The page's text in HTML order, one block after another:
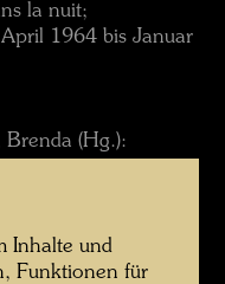
la nuit;
1964 bis Januar
(Hg.):
of California,
Inhalte und
Funktionen für